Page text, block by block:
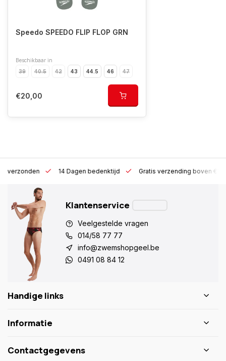
Speedo SPEEDO FLIP FLOP GRN
Beschikbaar in
39
40.5 42 43 44.5 46 47
€20,00
h verzonden 14 Dagen bedenktijd Gratis verzending boven
Klantenservice
Veelgestelde vragen
014/58 77 77
info@zwemshopgeel.be
0491 08 84 12
Handige links
Informatie
Contactgegevens